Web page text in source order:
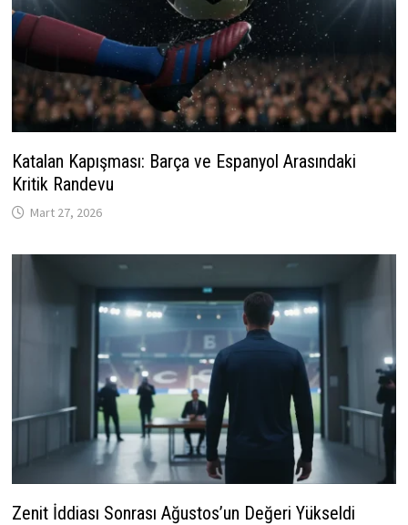
Katalan Kapışması: Barça ve Espanyol Arasındaki
Kritik Randevu
Mart 27, 2026
Zenit İddiası Sonrası Ağustos’un Değeri Yükseldi